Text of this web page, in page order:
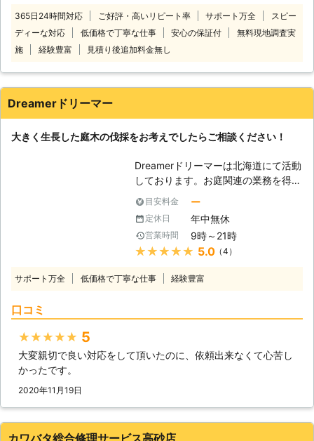
10年ほど経ちました。その前は建築
業を専門に50年以上の実績があり、
高所での作業に慣れていることが強み
です。木の上での作業をご依頼のとき
建築技術を活かした家の修理も承って
見て、お客様に寄り添ったサービスを
おこないます。 当店でできることな
ら何でも対応するので、まずはお電話
からお問い合わせください。現地調査
も無料でおこなっています。
24時間365日、無料でお電話でのご
相談をお受けしております。 【伐採
110番の4つの強み】 ・庭木や植木1本
けでも伐採、抜根をさせていただきま
「仕事で立ち合える時間がない」、
「実家が遠い」などの立ち合いが難し
ます。 ・作業が難しい場所でも対応
いたします。 高くて手の届かない場
所や、危険な場所などでも大丈夫で
んな場所でも作業いたします。 ・現
地調査や見積りは無料です。 伐採110
番では分かりやすい料金設定でお見積
後に追加料金が発生することはありま
365日24時間対応 ご好評・高いリピート率 サポート万全
スピー
ディーな対応
低価格で丁寧な仕事 安心の保証付
無料現地調査実
施
経験豊富 見積り後追加料金無し
Dreamerドリーマー
大きく生長した庭木の伐採をお考えでしたらご相談ください！
Dreamerドリーマーは北海道にて活動
しております。お庭関連の業務を得意
としており、雑草の草刈りから庭木の
伐採まで幅広く対応可能です。庭木の
伐採はあまり機会がないかもしれませ
んが、その分、近隣への配慮や安全作
業の徹底が重要となります。例え、庭
をつけなければ作業中に思わぬ方向に
となるとき】 庭木を植えるのは人そ
期入院、施設への入居などで管理でき
目安料金 ー
定休日 年中無休
営業時間 9時～21時
★★★★★ 5.0（4）
サポート万全 低価格で丁寧な仕事 経験豊富
口コミ
★★★★★ 5
大変親切で良い対応をして頂いたのに、依頼出来なくて心苦し
かったです。
2020年11月19日
カワバタ総合修理サービス高砂店